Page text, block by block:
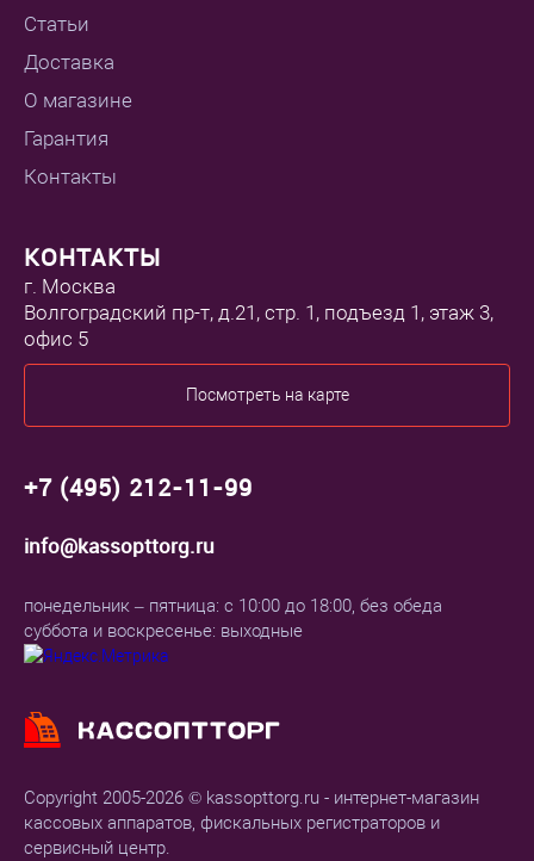
Статьи
Доставка
О магазине
Гарантия
Контакты
Copyright 2005-2026 © kassopttorg.ru - интернет-магазин
кассовых аппаратов, фискальных регистраторов и
сервисный центр.
КОНТАКТЫ
г. Москва
Волгоградский пр-т, д.21, стр. 1, подъезд 1, этаж 3,
офис 5
Посмотреть на карте
+7 (495) 212-11-99
info@kassopttorg.ru
понедельник – пятница: с 10:00 до 18:00, без обеда
суббота и воскресенье: выходные